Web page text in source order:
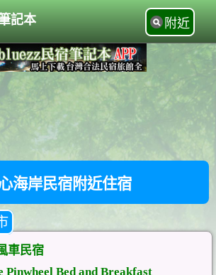
記本 附近
海岸民宿附近住宿
車民宿
Pinwheel Bed and Breakfast